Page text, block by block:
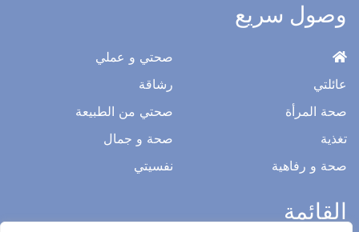
وصول سريع
عائلتي
صحة المرأة
تغذية
صحة و رفاهية
صحتي و عملي
رشاقة
صحتي من الطبيعة
صحة و جمال
نفسيتي
القائمة